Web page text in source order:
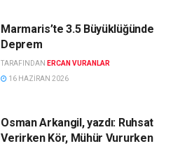
Marmaris’te 3.5 Büyüklüğünde
Deprem
TARAFINDAN ERCAN VURANLAR
16 HAZIRAN 2026
Osman Arkangil, yazdı: Ruhsat
Verirken Kör, Mühür Vururken